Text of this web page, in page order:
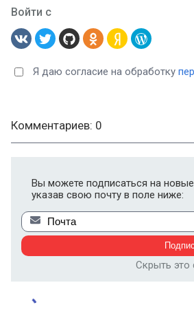
Войти с
Я даю согласие на обработку
Комментариев: 0
Вы можете подписаться на
указав свою почту в поле ниже:
Скрыть